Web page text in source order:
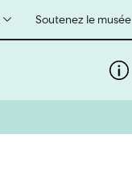
Soutenez le musée